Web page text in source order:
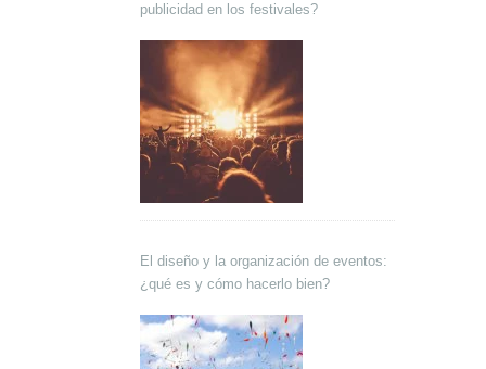
publicidad en los festivales?
El diseño y la organización de eventos:
¿qué es y cómo hacerlo bien?